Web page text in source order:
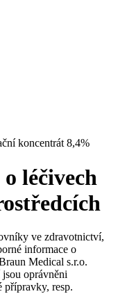
Vyhledejte náš trh
koncentrát 8,4%
léčivech
ve zdravotnictví,
informace o
Medical s.r.o.
oprávněni
přípravky, resp.